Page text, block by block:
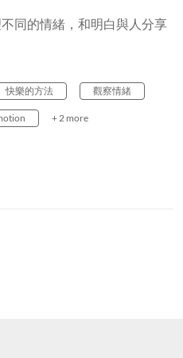
同的情緒，和明白與人分享
快樂的方法 觀察情緒
+ 2 more